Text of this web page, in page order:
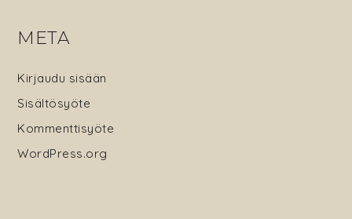
META
Kirjaudu sisään
Sisältösyöte
Kommenttisyöte
WordPress.org